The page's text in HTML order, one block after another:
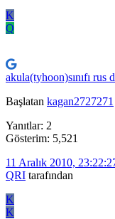
K
Q
akula(tyhoon)sınıfı rus
Başlatan kagan2727271
Yanıtlar: 2
Gösterim: 5,521
11 Aralık 2010,
QRI tarafından
K
K